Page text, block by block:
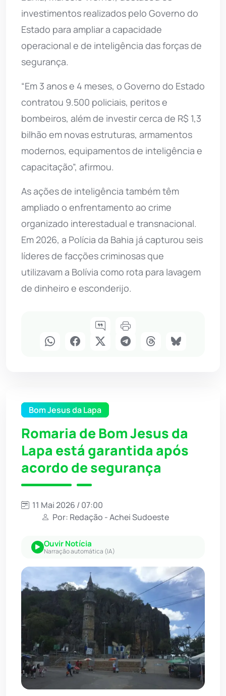
investimentos realizados pelo Governo do
Estado para ampliar a capacidade
operacional e de inteligência das forças de
segurança.
“Em 3 anos e 4 meses, o Governo do Estado
contratou 9.500 policiais, peritos e
bombeiros, além de investir cerca de R$ 1,3
bilhão em novas estruturas, armamentos
modernos, equipamentos de inteligência e
capacitação”, afirmou.
As ações de inteligência também têm
ampliado o enfrentamento ao crime
organizado interestadual e transnacional.
Em 2026, a Polícia da Bahia já capturou seis
líderes de facções criminosas que
utilizavam a Bolívia como rota para lavagem
de dinheiro e esconderijo.
Bom Jesus da Lapa
Romaria de Bom Jesus da
Lapa está garantida após
acordo de segurança
11 Mai 2026 / 07:00
Por: Redação - Achei Sudoeste
Ouvir Notícia
Narração automática (IA)